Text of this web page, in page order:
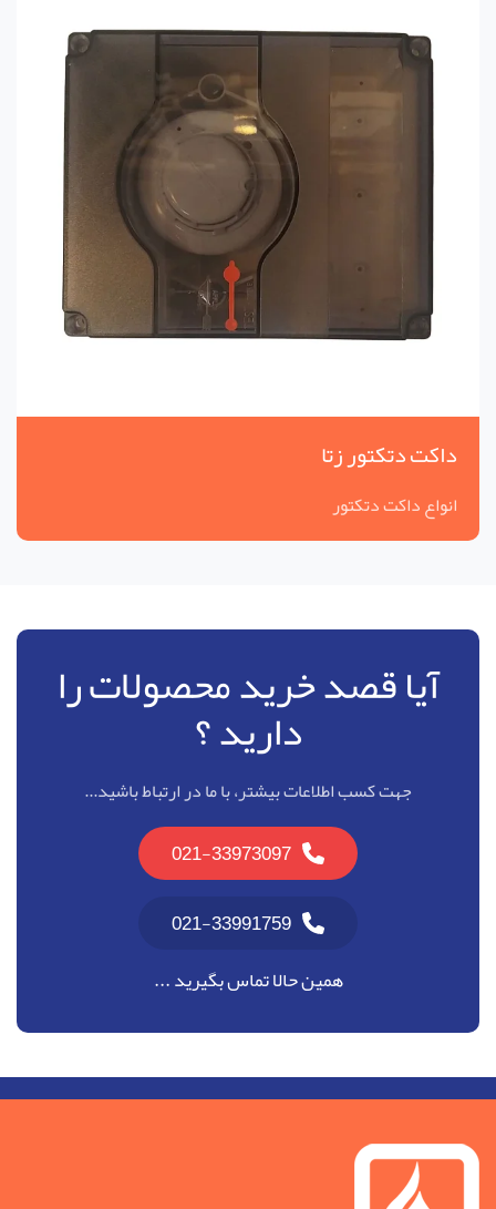
داکت دتکتور زتا
انواع داکت دتکتور
آیا قصد خرید محصولات را
دارید ؟
جهت کسب اطلاعات بیشتر، با ما در ارتباط باشید...
021-33973097
021-33991759
همین حالا تماس بگیرید ...